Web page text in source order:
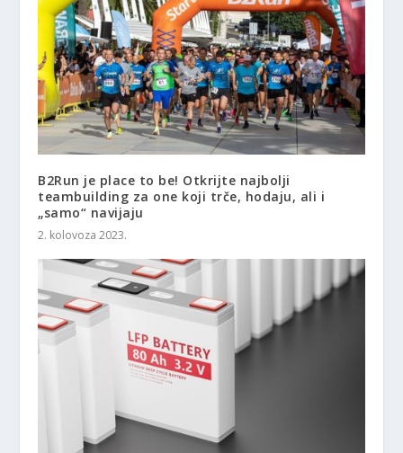
B2Run je place to be! Otkrijte najbolji
teambuilding za one koji trče, hodaju, ali i
„samo“ navijaju
2. kolovoza 2023.